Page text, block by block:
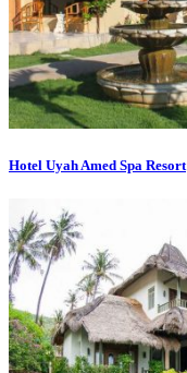
Hotel Uyah Amed Spa Resort